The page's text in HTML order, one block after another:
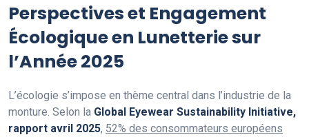
Perspectives et Engagement
Écologique en Lunetterie sur
l’Année 2025
L’écologie s’impose en thème central dans l’industrie de la
monture. Selon la Global Eyewear Sustainability Initiative,
rapport avril 2025, 52% des consommateurs européens